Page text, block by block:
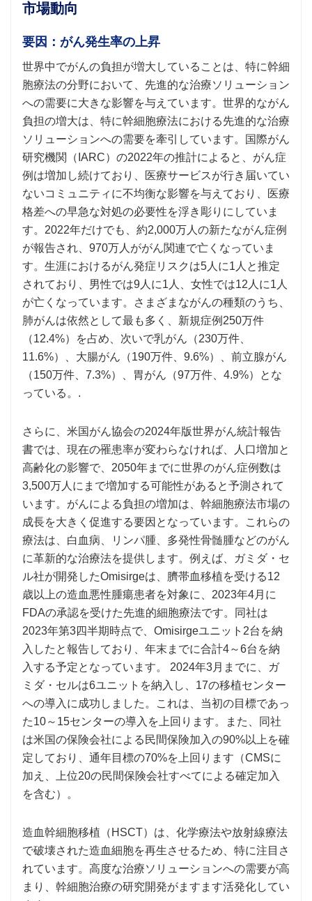
市場動向
要因：がん発生率の上昇
世界中でがんの負担が増大していることは、特に幹細
胞療法の分野において、先進的な治療ソリューション
への需要に大きな影響を与えています。世界的ながん
負担の増大は、特に幹細胞療法における先進的な治療
ソリューションへの需要を牽引しています。国際がん
研究機関（IARC）の2022年の推計によると、がん症
例は増加し続けており、医療サービスが行き届いてい
ないコミュニティに不均衡な影響を与えており、医療
格差への早急な対処の必要性を浮き彫りにしていま
す。2022年だけでも、約2,000万人の新たながん症例
が報告され、970万人ががん関連で亡くなっていま
す。生涯におけるがん発症リスクは5人に1人と推定
されており、男性では9人に1人、女性では12人に1人
が亡くなっています。さまざまながんの種類のうち、
肺がんは依然として最も多く、新規症例250万件
（12.4%）を占め、次いで乳がん（230万件、
11.6%）、大腸がん（190万件、9.6%）、前立腺がん
（150万件、7.3%）、胃がん（97万件、4.9%）とな
っている。.
さらに、米国がん協会の2024年版世界がん統計報告
書では、現在の罹患率が変わらなければ、人口増加と
高齢化の影響で、2050年までに世界のがん症例数は
3,500万人にまで増加する可能性があると予測されて
います。がんによる負担の増加は、幹細胞療法市場の
成長を大きく促進する要因となっています。これらの
療法は、白血病、リンパ腫、多発性骨髄腫などのがん
に革新的な治療法を提供します。例えば、ガミダ・セ
ル社が開発したOmisirgeは、臍帯血移植を受ける12
歳以上の造血悪性腫瘍患者を対象に、2023年4月に
FDAの承認を受けた先進的細胞療法です。同社は
2023年第3四半期時点で、Omisirgeユニット2台を納
入したと報告しており、年末までに合計4～6台を納
入する予定となっています。 2024年3月までに、ガ
ミダ・セルは6ユニットを納入し、17の移植センター
への導入に成功しました。これは、当初の目標であっ
た10～15センターの導入を上回ります。また、同社
は米国の保険会社による民間保険加入の90%以上を確
定しており、通年目標の70%を上回ります（CMSに
加え、上位20の民間保険会社すべてによる確定加入
を含む）。
造血幹細胞移植（HSCT）は、化学療法や放射線療法
で破壊された造血細胞を再生させるため、特に注目さ
れています。高度な治療ソリューションへの需要が高
まり、幹細胞治療の研究開発がますます活発化してい